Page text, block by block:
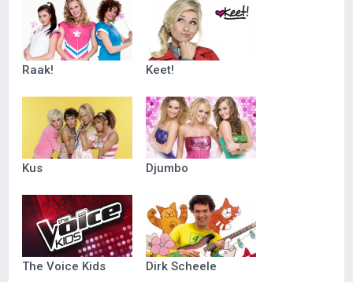
Raak! Keet!
Kus Djumbo
The Voice Kids Dirk Scheele